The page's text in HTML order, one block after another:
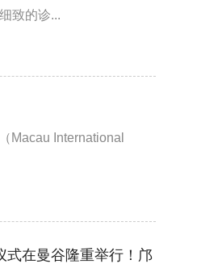
致的诊...
Macau International
式在曼谷隆重举行！邝